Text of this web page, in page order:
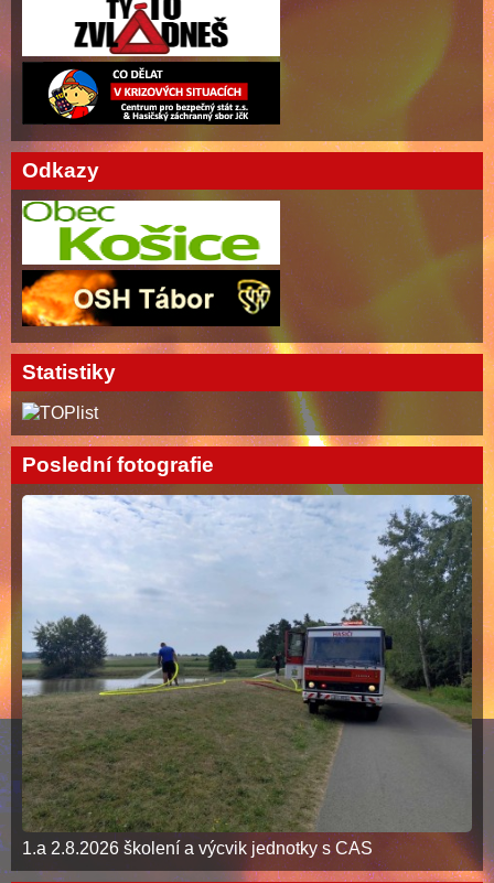
Odkazy
Statistiky
Poslední fotografie
1.a 2.8.2026 školení a výcvik jednotky s CAS